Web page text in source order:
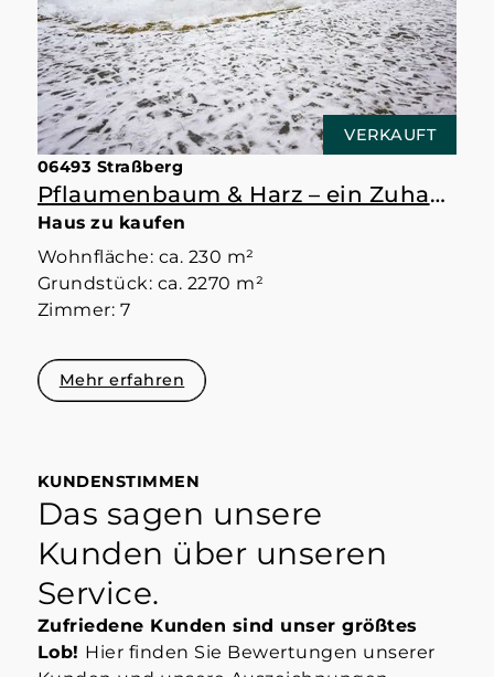
VERKAUFT
06493 Straßberg
Pflaumenbaum & Harz – ein Zuhause mit Raum
Haus zu kaufen
Wohnfläche: ca. 230 m²
Grundstück: ca. 2270 m²
Zimmer: 7
Mehr erfahren
KUNDENSTIMMEN
Das sagen unsere
Kunden über unseren
Service.
Zufriedene Kunden sind unser größtes
Lob! Hier finden Sie Bewertungen unserer